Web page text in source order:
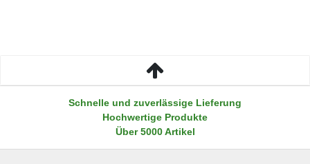
Schnelle und zuverlässige Lieferung
Hochwertige Produkte
Über 5000 Artikel